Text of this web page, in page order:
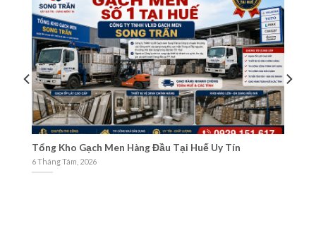
Đầu Tại Huế Uy Tín
Cách nhận biết cửa hàng gạch